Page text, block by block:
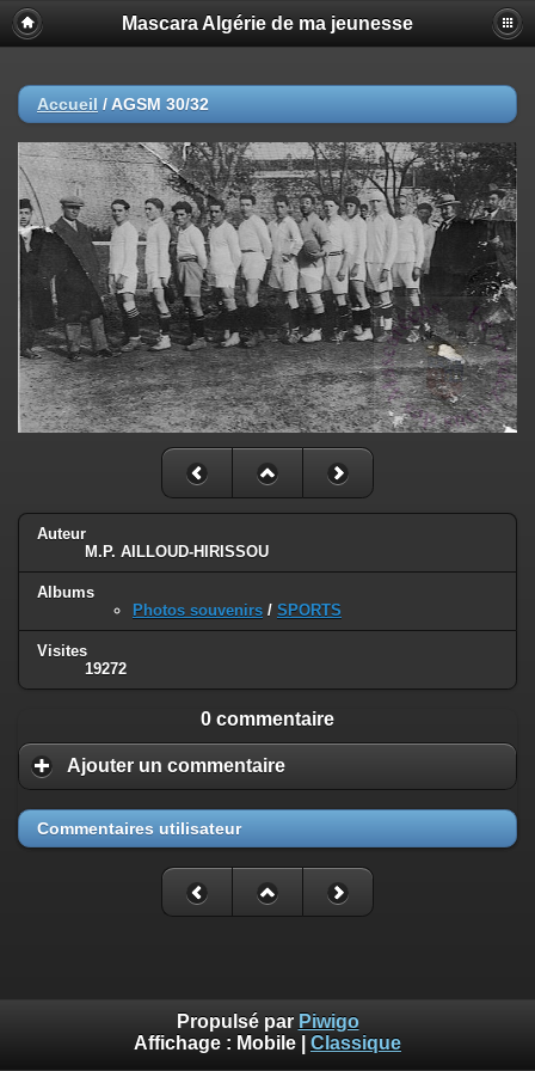
Mascara Algérie de ma jeunesse
Accueil / AGSM 30/32
Auteur
M.P. AILLOUD-HIRISSOU
Albums
Photos souvenirs / SPORTS
Visites
19272
0 commentaire
Ajouter un commentaire
Commentaires utilisateur
Propulsé par Piwigo
Affichage : Mobile Classique